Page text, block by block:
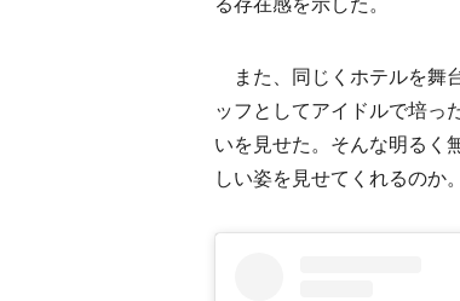
また、同じくホテルを舞
ッフとしてアイドルで培っ
いを見せた。そんな明るく
しい姿を見せてくれるのか。